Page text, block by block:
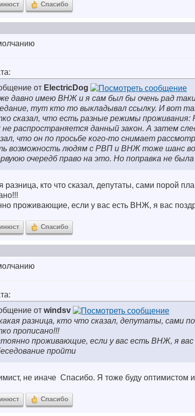
Спасибо
от ElectricDog
давно имею ВНЖ и я сам был бы очень рад
тут кто то выкладывал ссылку. И вот
сказал, что есть разные режимы
не распространяется данный закон. А затем
что он по просьбе кого-то снимает
возможность людям с РВП и ВНЖ тоже шанс
очередб право на это. Но поправка не была
разница, кто что сказал, депутаты, сами порой
проживающие, если у вас есть ВНЖ, я вас
Спасибо
от windsv
разница, кто что сказал, депутаты, сами
прописано!!!
проживающие, если у вас есть ВНЖ, я
пройти
не иначе Спасибо. Я тоже буду оптимистом
Спасибо